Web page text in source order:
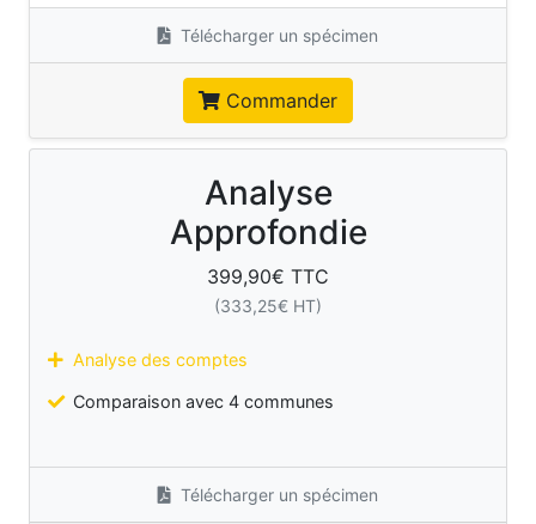
Télécharger un spécimen
Commander
Analyse
Approfondie
399,90€ TTC
(333,25€ HT)
Analyse des comptes
Comparaison avec 4 communes
Télécharger un spécimen